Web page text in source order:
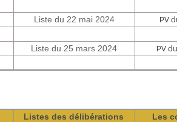
Liste du 22 mai 2024 PV
Liste du 25 mars 2024 PV
Listes des délibérations Les